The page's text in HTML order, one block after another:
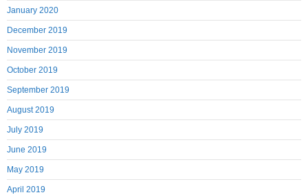
January 2020
December 2019
November 2019
October 2019
September 2019
August 2019
July 2019
June 2019
May 2019
April 2019